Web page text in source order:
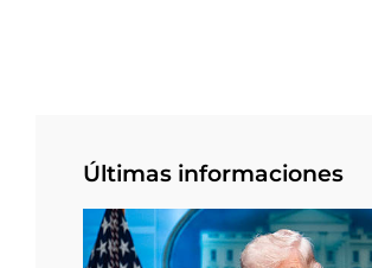
Últimas informaciones